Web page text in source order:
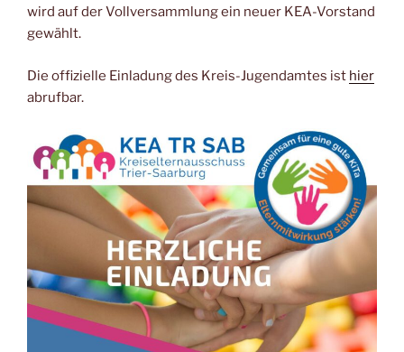
wird auf der Vollversammlung ein neuer KEA-Vorstand
gewählt.
Die offizielle Einladung des Kreis-Jugendamtes ist hier
abrufbar.